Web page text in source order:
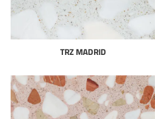
TRZ MADRID